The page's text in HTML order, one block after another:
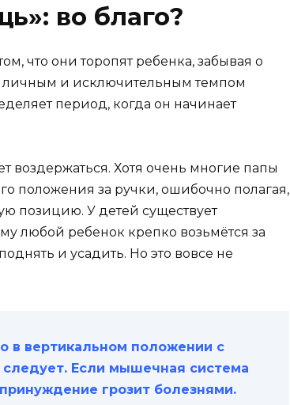
во благо?
что они торопят ребенка, забывая о
и исключительным темпом
период, когда он начинает
Хотя очень многие папы
положения за ручки, ошибочно полагая,
позицию. У детей существует
любой ребенок крепко возьмётся за
и усадить. Но это вовсе не
в вертикальном положении с
Если мышечная система
грозит болезнями.